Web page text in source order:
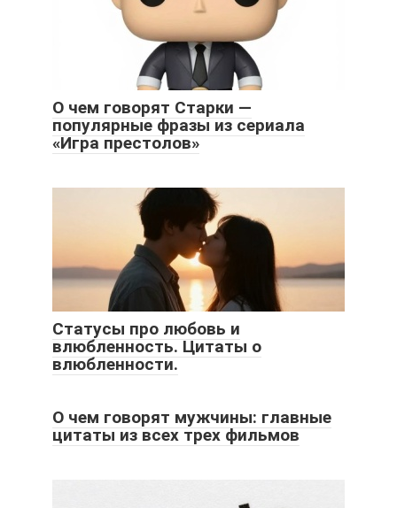
О чем говорят Старки —
популярные фразы из сериала
«Игра престолов»
Статусы про любовь и
влюбленность. Цитаты о
влюбленности.
О чем говорят мужчины: главные
цитаты из всех трех фильмов